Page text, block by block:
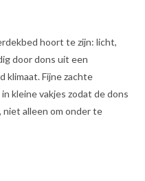
hoort te zijn: licht,
door dons uit een
klimaat. Fijne zachte
kleine vakjes zodat de dons
alleen om onder te